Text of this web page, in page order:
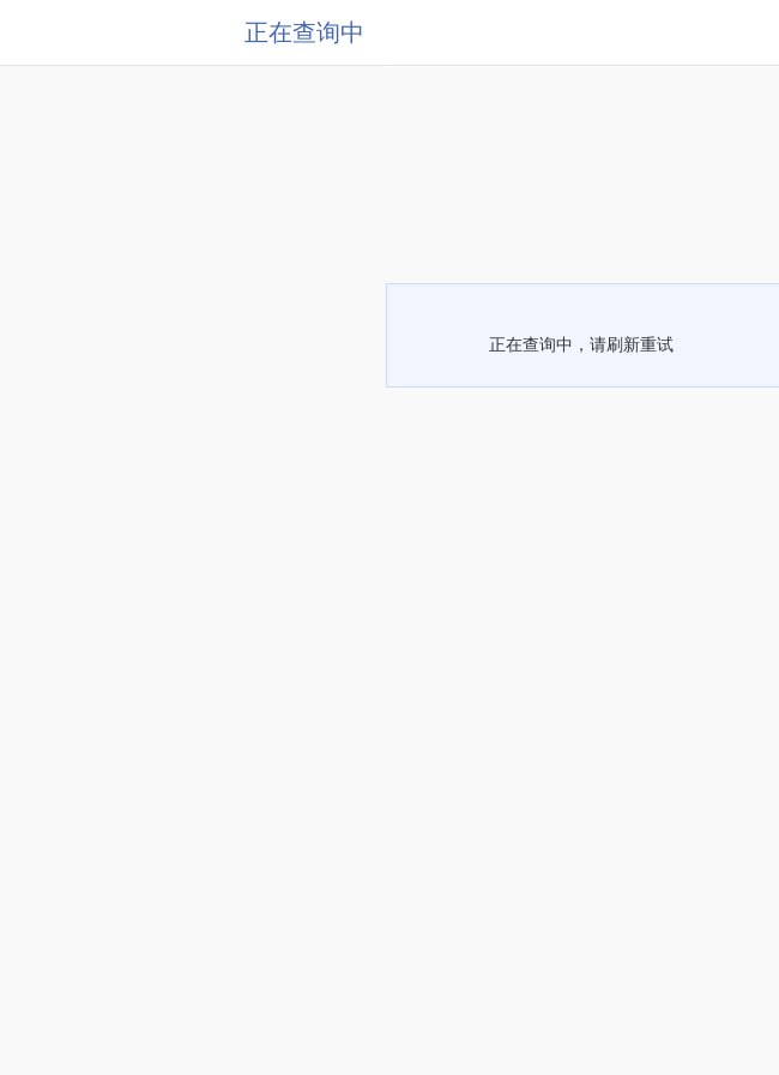
正在查询中
正在查询中，请刷新重试